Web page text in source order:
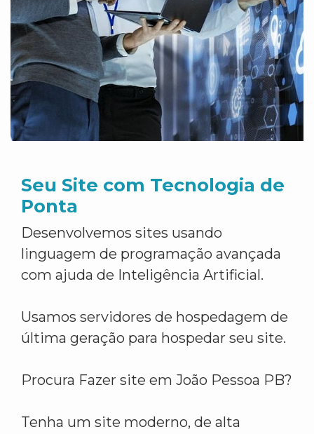
Seu Site com Tecnologia de
Ponta
Desenvolvemos sites usando
linguagem de programação avançada
com ajuda de Inteligência Artificial.
Usamos servidores de hospedagem de
última geração para hospedar seu site.
Procura Fazer site em João Pessoa PB?
Tenha um site moderno, de alta